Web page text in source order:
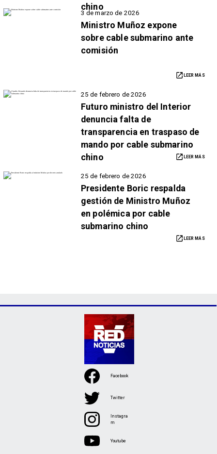
chino
3 de marzo de 2026
Ministro Muñoz expone
sobre cable submarino ante
comisión
LEER MÁS
25 de febrero de 2026
Futuro ministro del Interior
denuncia falta de
transparencia en traspaso de
mando por cable submarino
chino
LEER MÁS
25 de febrero de 2026
Presidente Boric respalda
gestión de Ministro Muñoz
en polémica por cable
submarino chino
LEER MÁS
Facebook
Twitter
Instagra
m
Youtube